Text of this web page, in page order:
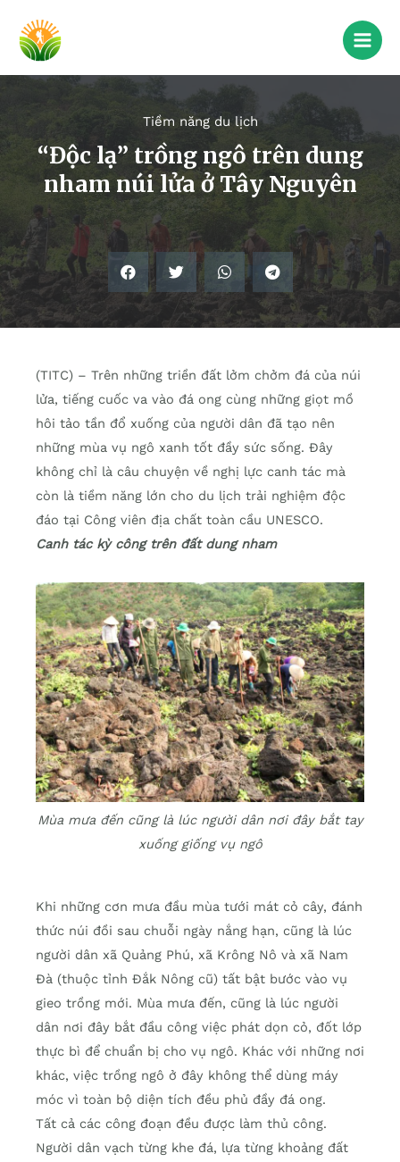
Tiềm năng du lịch
“Độc lạ” trồng ngô trên dung
nham núi lửa ở Tây Nguyên
(TITC) – Trên những triền đất lởm chởm đá của núi
lửa, tiếng cuốc va vào đá ong cùng những giọt mồ
hôi tảo tần đổ xuống của người dân đã tạo nên
những mùa vụ ngô xanh tốt đầy sức sống. Đây
không chỉ là câu chuyện về nghị lực canh tác mà
còn là tiềm năng lớn cho du lịch trải nghiệm độc
đáo tại Công viên địa chất toàn cầu UNESCO.
Canh tác kỳ công trên đất dung nham
Mùa mưa đến cũng là lúc người dân nơi đây bắt tay
xuống giống vụ ngô
Khi những cơn mưa đầu mùa tưới mát cỏ cây, đánh
thức núi đồi sau chuỗi ngày nắng hạn, cũng là lúc
người dân xã Quảng Phú, xã Krông Nô và xã Nam
Đà (thuộc tỉnh Đắk Nông cũ) tất bật bước vào vụ
gieo trồng mới. Mùa mưa đến, cũng là lúc người
dân nơi đây bắt đầu công việc phát dọn cỏ, đốt lớp
thực bì để chuẩn bị cho vụ ngô. Khác với những nơi
khác, việc trồng ngô ở đây không thể dùng máy
móc vì toàn bộ diện tích đều phủ đầy đá ong.
Tất cả các công đoạn đều được làm thủ công.
Người dân vạch từng khe đá, lựa từng khoảng đất